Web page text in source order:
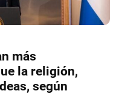
más
la religión,
según